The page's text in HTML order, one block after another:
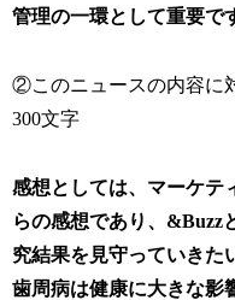
管理の一環として重要で
②このニュースの内容に
300文字
感想としては、マーケテ
らの感想であり、&Buzz
究結果を見守っていきた
歯周病は健康に大きな影